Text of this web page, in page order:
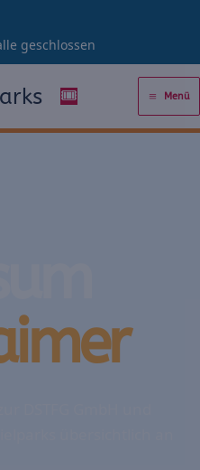
geschlossen
🎟️ Menü